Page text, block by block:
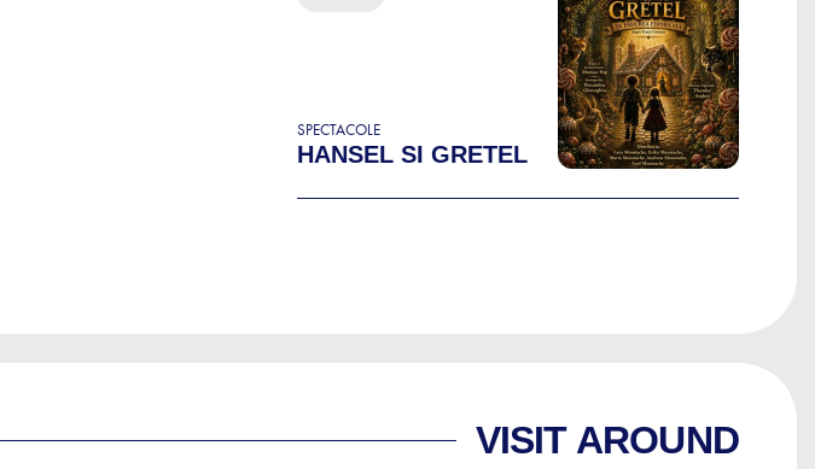
SPECTACOLE
HANSEL SI GRETEL
VISIT AROUND